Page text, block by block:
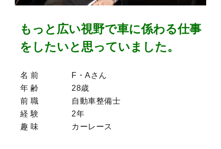
もっと広い視野で車に係わる仕事
をしたいと思っていました。
名 前
F・Aさん
年 齢
28歳
前 職
自動車整備士
経 験
2年
趣 味
カーレース